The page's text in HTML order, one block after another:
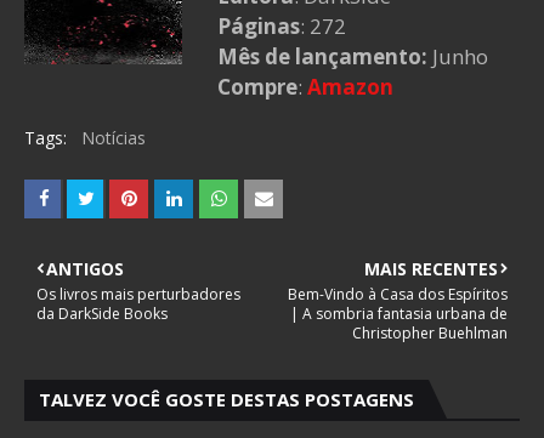
Páginas: 272
Mês de lançamento: Junho
Compre: Amazon
Tags: Notícias
MAIS RECENTES
Bem-Vindo à Casa dos Espíritos
| A sombria fantasia urbana de
Christopher Buehlman
ANTIGOS
Os livros mais perturbadores
da DarkSide Books
TALVEZ VOCÊ GOSTE DESTAS POSTAGENS